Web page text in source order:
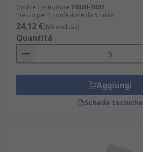
Codice costruttore 74320-1007
Prezzo per 1 confezione da 5 unità
24,12 €(IVA esclusa)
Quantità
Aggiungi
Schede tecniche